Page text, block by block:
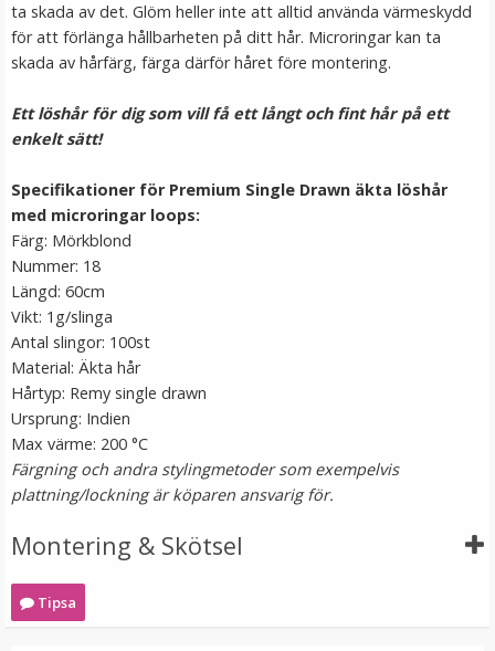
Microringar ca: 200st - Svarta
#6 Mellanbrun - Original äkta löshår remy nagelslingor
ta skada av det. Glöm heller inte att alltid använda värmeskydd
för att förlänga hållbarheten på ditt hår. Microringar kan ta
skada av hårfärg, färga därför håret före montering.
Ett löshår för dig som vill få ett långt och fint hår på ett
enkelt sätt!
Specifikationer för Premium Single Drawn äkta löshår
med microringar loops:
Färg: Mörkblond
Nummer: 18
Längd: 60cm
Vikt: 1g/slinga
Antal slingor: 100st
Material: Äkta hår
Hårtyp: Remy single drawn
Ursprung: Indien
Max värme: 200 °C
Färgning och andra stylingmetoder som exempelvis
plattning/lockning är köparen ansvarig för.
Montering & Skötsel
Tipsa